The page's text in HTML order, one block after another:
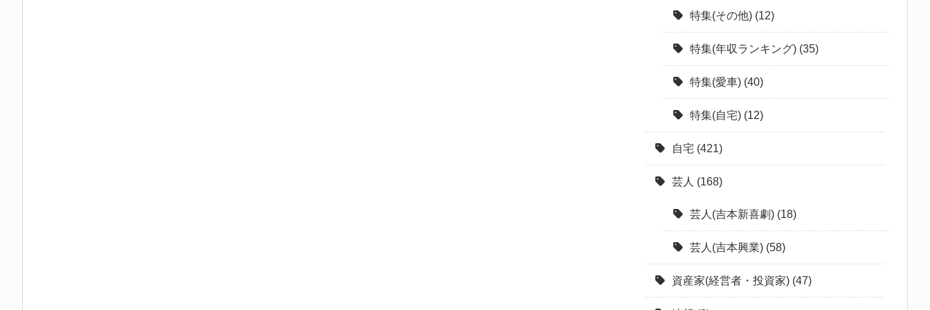
特集(その他) (12)
特集(年収ランキング) (35)
特集(愛車) (40)
特集(自宅) (12)
自宅 (421)
芸人 (168)
芸人(吉本新喜劇) (18)
芸人(吉本興業) (58)
資産家(経営者・投資家) (47)